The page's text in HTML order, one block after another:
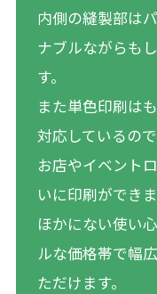
内側の縫製部は
ナブルながらも
す。
また単色印刷は
対応しているので
お店やイベント
いに印刷ができま
ほかにない使い
ルな価格帯で幅
ただけます。